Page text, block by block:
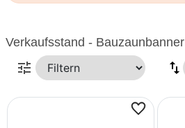
Verkaufsstand - Bauzaunbanner
tune